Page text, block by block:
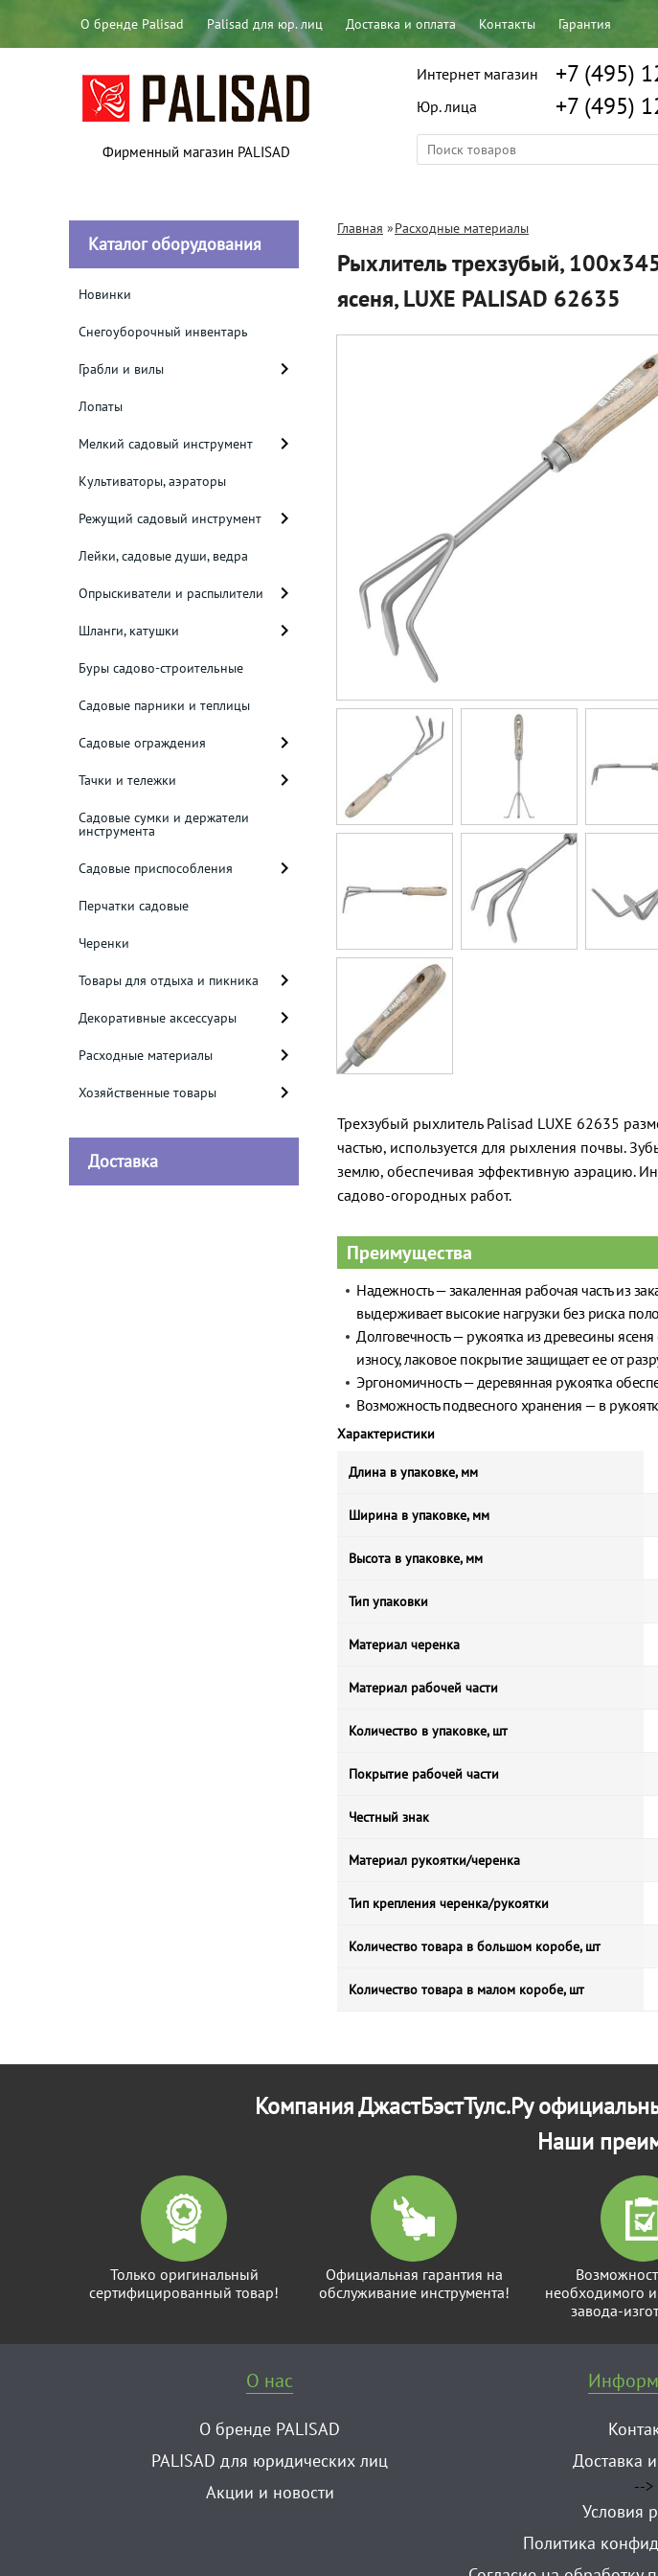
О бренде Palisad Palisad для юр. лиц Доставка и оплата Контакты Гарантия
Фирменный магазин PALISAD
Интернет магазин +7 (495)
Юр. лица +7 (495)
Каталог оборудования
Новинки
Снегоуборочный инвентарь
Грабли и вилы
Лопаты
Мелкий садовый инструмент
Культиваторы, аэраторы
Режущий садовый инструмент
Лейки, садовые души, ведра
Опрыскиватели и распылители
Шланги, катушки
Буры садово-строительные
Садовые парники и теплицы
Садовые ограждения
Тачки и тележки
Садовые сумки и держатели
инструмента
Садовые приспособления
Перчатки садовые
Черенки
Товары для отдыха и пикника
Декоративные аксессуары
Расходные материалы
Хозяйственные товары
Доставка
Главная »Расходные материалы
Рыхлитель трехзубый,
ясеня, LUXE PALISAD 62635
Трехзубый рыхлитель Palisad LUXE 62635
частью, используется для рыхления почвы.
землю, обеспечивая эффективную аэрацию.
садово-огородных работ.
Преимущества
Надежность — закаленная рабочая часть из
выдерживает высокие нагрузки без риска
Долговечность — рукоятка из древесины
износу, лаковое покрытие защищает ее от
Эргономичность — деревянная рукоятка
Возможность подвесного хранения — в
Характеристики
Длина в упаковке, мм
Ширина в упаковке, мм
Высота в упаковке, мм
Тип упаковки
Материал черенка
Материал рабочей части
Количество в упаковке, шт
Покрытие рабочей части
Честный знак
Материал рукоятки/черенка
Тип крепления черенка/рукоятки
Количество товара в большом коробе, шт
Количество товара в малом коробе, шт
Компания ДжастБэстТулс.Ру
Наши
Только оригинальный
сертифицированный товар!
Официальная гарантия на
обслуживание инструмента!
необходимого
завода-
О нас
О бренде PALISAD
PALISAD для юридических лиц
Акции и новости
Доставка
-->
Условия
Политика